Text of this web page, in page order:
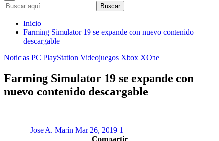
Buscar
Inicio
Farming Simulator 19 se expande con nuevo contenido
descargable
Noticias PC PlayStation Videojuegos Xbox XOne
Farming Simulator 19 se expande con
nuevo contenido descargable
Jose A. Marín Mar 26, 2019 1
Compartir